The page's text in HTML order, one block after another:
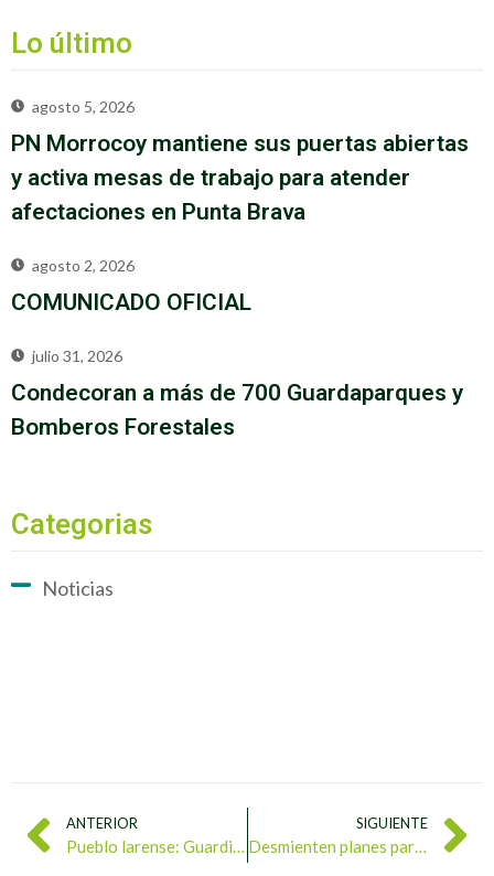
Lo último
agosto 5, 2026
PN Morrocoy mantiene sus puertas abiertas
y activa mesas de trabajo para atender
afectaciones en Punta Brava
agosto 2, 2026
COMUNICADO OFICIAL
julio 31, 2026
Condecoran a más de 700 Guardaparques y
Bomberos Forestales
Categorias
Noticias
ANTERIOR
Pueblo larense: Guardián del agua en la región
SIGUIENTE
Desmienten planes para trasladar hipopótamos desde Colombia a Venezuela